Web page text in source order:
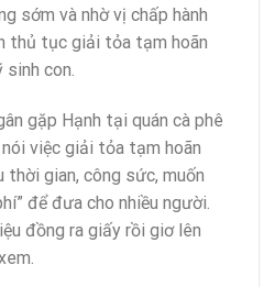
sớm và nhờ vị chấp hành
thủ tục giải tỏa tạm hoãn
con.
gặp Hạnh tại quán cà phê
việc giải tỏa tạm hoãn
gian, công sức, muốn
để đưa cho nhiều người.
đồng ra giấy rồi giơ lên